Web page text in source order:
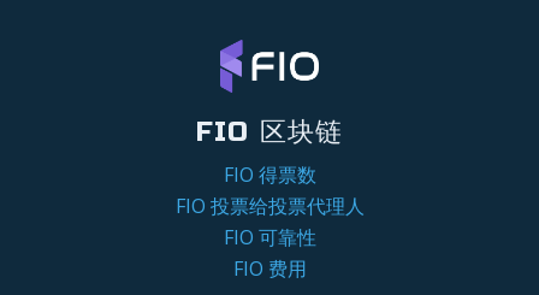
FIO 区块链
FIO 得票数
FIO 投票给投票代理人
FIO 可靠性
FIO 费用